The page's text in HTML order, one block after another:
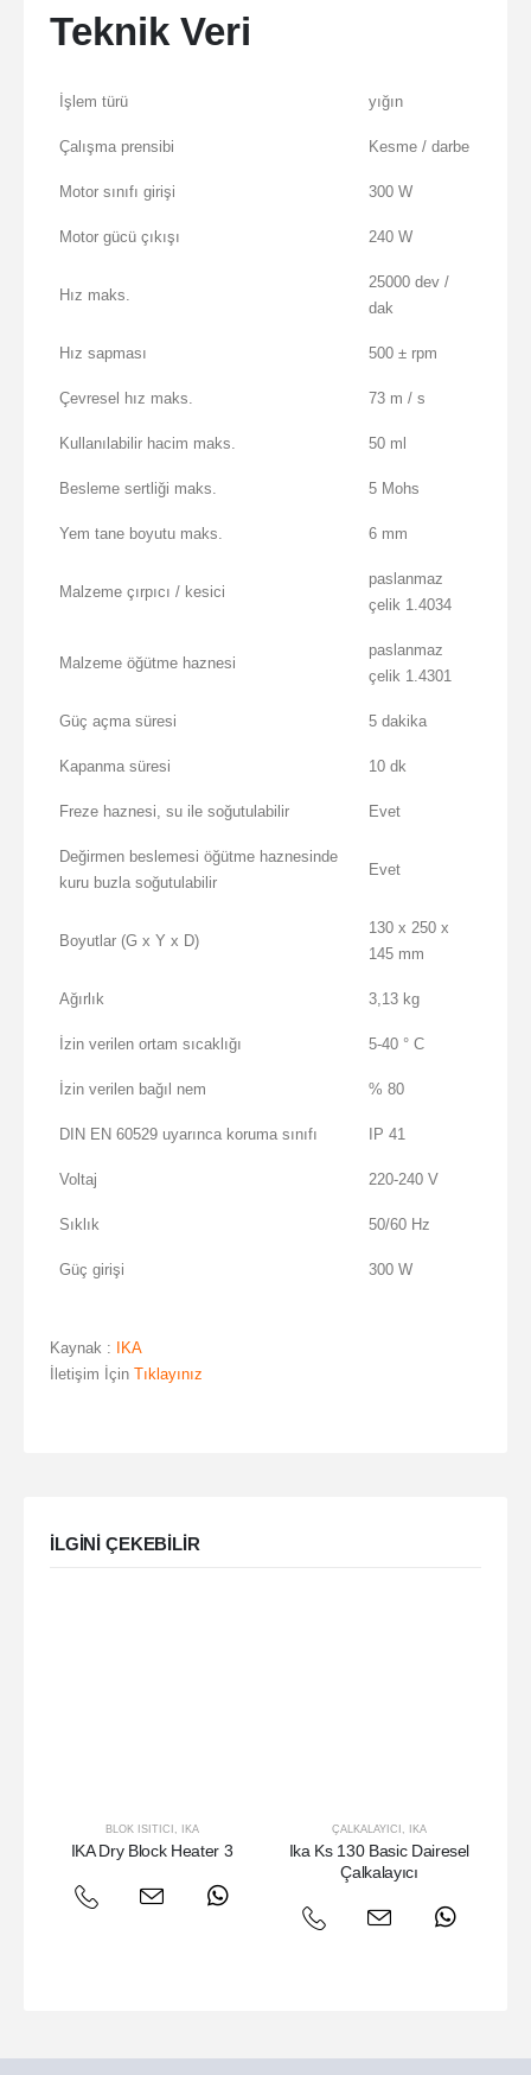
Teknik Veri
İşlem türü yığın
Çalışma prensibi Kesme / darbe
Motor sınıfı girişi 300 W
Motor gücü çıkışı 240 W
Hız maks.
25000 dev /
dak
Hız sapması 500 ± rpm
Çevresel hız maks. 73 m / s
Kullanılabilir hacim maks. 50 ml
Besleme sertliği maks. 5 Mohs
Yem tane boyutu maks. 6 mm
Malzeme çırpıcı / kesici
paslanmaz
çelik 1.4034
Malzeme öğütme haznesi
paslanmaz
çelik 1.4301
Güç açma süresi 5 dakika
Kapanma süresi 10 dk
Freze haznesi, su ile soğutulabilir Evet
Değirmen beslemesi öğütme haznesinde
kuru buzla soğutulabilir
Evet
Boyutlar (G x Y x D)
130 x 250 x
145 mm
Ağırlık 3,13 kg
İzin verilen ortam sıcaklığı 5-40 ° C
İzin verilen bağıl nem % 80
DIN EN 60529 uyarınca koruma sınıfı IP 41
Voltaj 220-240 V
Sıklık 50/60 Hz
Güç girişi 300 W
Kaynak :
IKA
İletişim İçin Tıklayınız
ILGINI ÇEKEBILIR
BLOK ISITICI , IKA
IKA Dry Block Heater 3
ÇALKALAYICI , IKA
Ika Ks 130 Basic Dairesel
Çalkalayıcı